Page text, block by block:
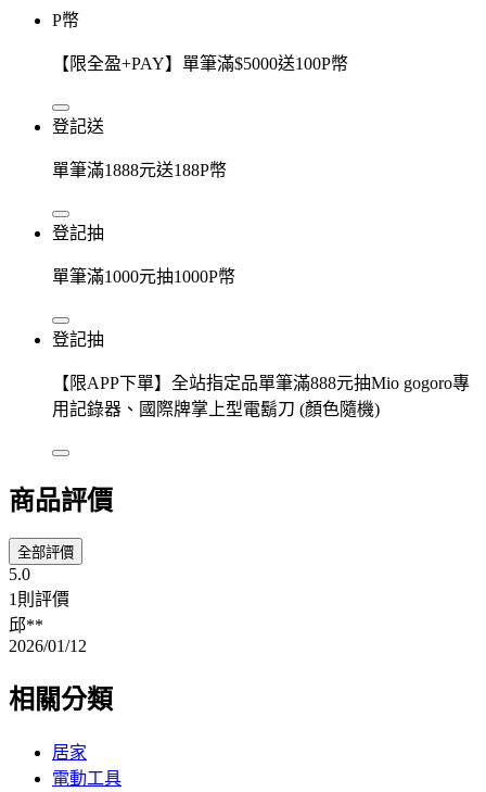
P幣
【限全盈+PAY】單筆滿$5000送100P幣
登記送
單筆滿1888元送188P幣
登記抽
單筆滿1000元抽1000P幣
登記抽
【限APP下單】全站指定品單筆滿888元抽Mio gogoro專
用記錄器、國際牌掌上型電鬍刀 (顏色隨機)
商品評價
全部評價
5.0
1則評價
邱**
2026/01/12
相關分類
居家
電動工具